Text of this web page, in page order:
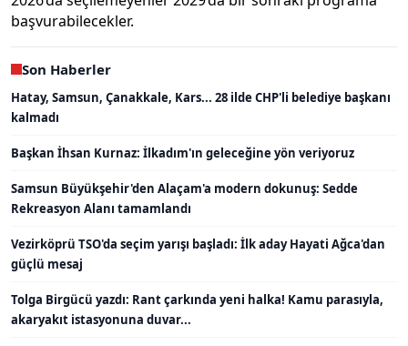
başvurabilecekler.
Son Haberler
Hatay, Samsun, Çanakkale, Kars... 28 ilde CHP'li belediye başkanı
kalmadı
Başkan İhsan Kurnaz: İlkadım'ın geleceğine yön veriyoruz
Samsun Büyükşehir'den Alaçam'a modern dokunuş: Sedde
Rekreasyon Alanı tamamlandı
Vezirköprü TSO'da seçim yarışı başladı: İlk aday Hayati Ağca'dan
güçlü mesaj
Tolga Birgücü yazdı: Rant çarkında yeni halka! Kamu parasıyla,
akaryakıt istasyonuna duvar...